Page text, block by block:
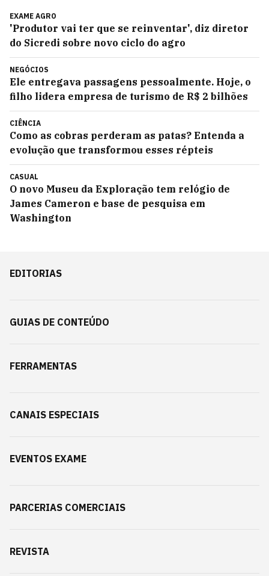
EXAME AGRO
'Produtor vai ter que se reinventar', diz diretor
do Sicredi sobre novo ciclo do agro
NEGÓCIOS
Ele entregava passagens pessoalmente. Hoje, o
filho lidera empresa de turismo de R$ 2 bilhões
CIÊNCIA
Como as cobras perderam as patas? Entenda a
evolução que transformou esses répteis
CASUAL
O novo Museu da Exploração tem relógio de
James Cameron e base de pesquisa em
Washington
EDITORIAS
GUIAS DE CONTEÚDO
FERRAMENTAS
CANAIS ESPECIAIS
EVENTOS EXAME
PARCERIAS COMERCIAIS
REVISTA